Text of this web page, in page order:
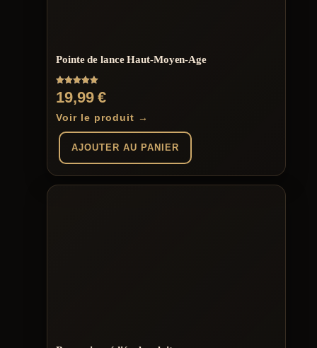
Pointe de lance Haut-Moyen-Age
Note
5.00
sur 5
19,99€
Voir le produit →
AJOUTER AU PANIER